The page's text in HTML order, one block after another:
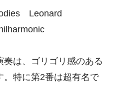
Leonard
は、ゴリゴリ感のある
。特に第2番は超有名で